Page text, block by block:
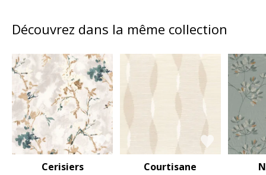
Découvrez dans la même collection
Cerisiers Courtisane